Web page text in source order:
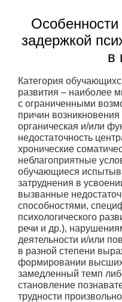
Особенности
задержкой
в
Категория
развития – наиболее
с ограниченными
причин
органическая и/или
недостаточность
хронические
неблагоприятные
обучающиеся
затруднения в
вызванные
способностями,
психологического
речи и др.),
деятельности и/или
в разной степени
формировании
замедленный темп
становление
трудности